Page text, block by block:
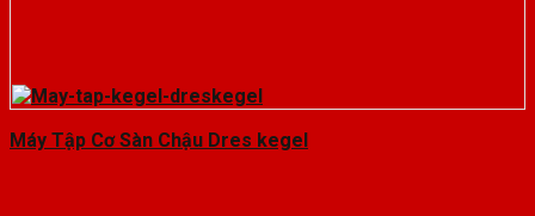
Máy Tập Cơ Sàn Chậu Dres kegel